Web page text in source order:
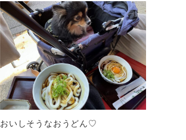
おいしそうなおうどん♡